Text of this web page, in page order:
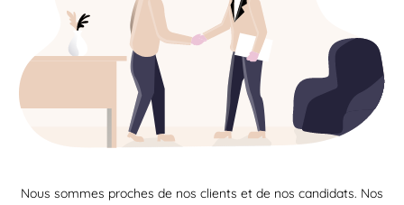
Nous sommes proches de nos clients et de nos candidats. Nos